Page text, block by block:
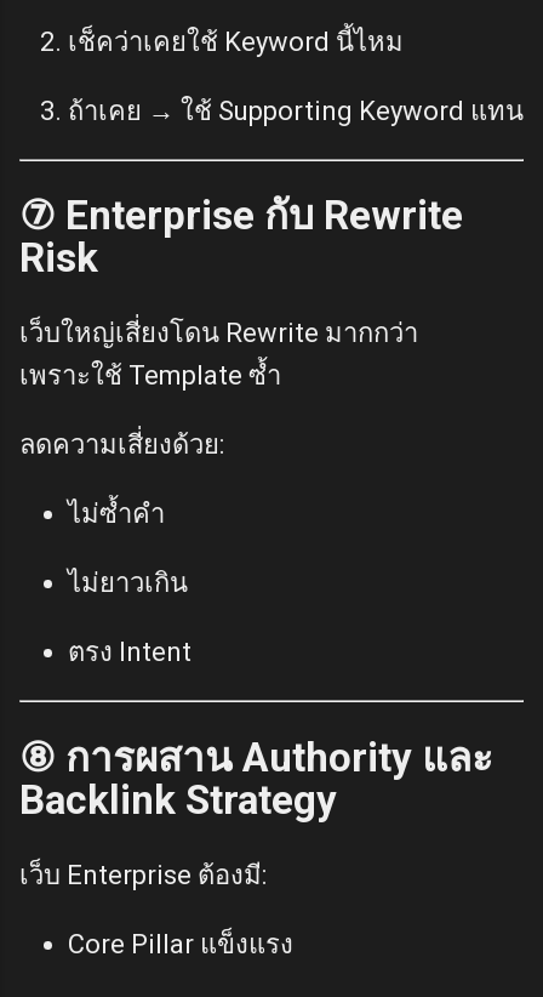
เช็คว่าเคยใช้ Keyword นี้ไหม
ถ้าเคย → ใช้ Supporting Keyword แทน
⑦ Enterprise กับ Rewrite
Risk
เว็บใหญ่เสี่ยงโดน Rewrite มากกว่า
เพราะใช้ Template ซ้ำ
ลดความเสี่ยงด้วย:
ไม่ซ้ำคำ
ไม่ยาวเกิน
ตรง Intent
⑧ การผสาน Authority และ
Backlink Strategy
เว็บ Enterprise ต้องมี:
Core Pillar แข็งแรง